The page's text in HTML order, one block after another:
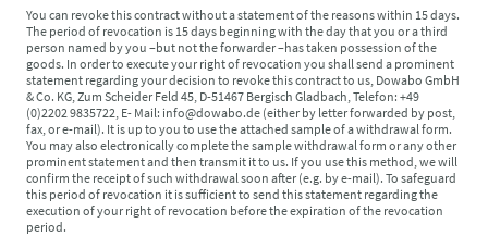
You can revoke this contract without a statement of the reasons within 15 days.
The period of revocation is 15 days beginning with the day that you or a third
person named by you –but not the forwarder –has taken possession of the
goods. In order to execute your right of revocation you shall send a prominent
statement regarding your decision to revoke this contract to us, Dowabo GmbH
& Co. KG, Zum Scheider Feld 45, D-51467 Bergisch Gladbach, Telefon: +49
(0)2202 9835722, E- Mail: info@dowabo.de (either by letter forwarded by post,
fax, or e-mail). It is up to you to use the attached sample of a withdrawal form.
You may also electronically complete the sample withdrawal form or any other
prominent statement and then transmit it to us. If you use this method, we will
confirm the receipt of such withdrawal soon after (e.g. by e-mail). To safeguard
this period of revocation it is sufficient to send this statement regarding the
execution of your right of revocation before the expiration of the revocation
period.